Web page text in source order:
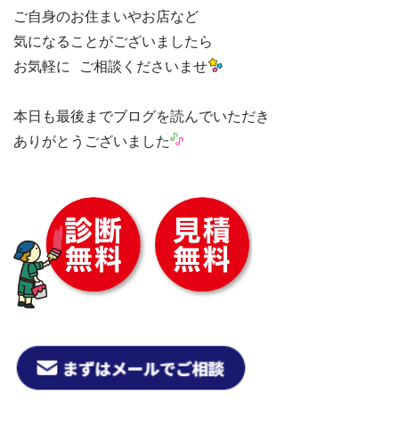
ご自身のお住まいやお店など
気になることがございましたら
お気軽に ご相談くださいませ
ありがとうございました